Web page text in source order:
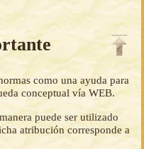
como una ayuda para
conceptual vía WEB.
puede ser utilizado
atribución corresponde a